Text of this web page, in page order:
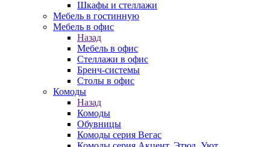
Шкафы и стеллажи
Мебель в гостинную
Мебель в офис
Назад
Мебель в офис
Стеллажи в офис
Бренч-системы
Столы в офис
Комоды
Назад
Комоды
Обувницы
Комоды серия Вегас